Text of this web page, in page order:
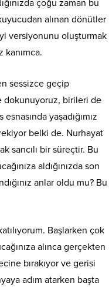
çoğu zaman bu
alınan dönütler
versiyonunu oluşturmak
kanımca.
sessizce geçip
dokunuyoruz, birileri de
yaşadığımız
belki de. Nurhayat
sancılı bir süreçtir. Bu
aldığınızda son
anlar oldu mu? Bu
Başlarken çok
alınca gerçekten
bırakıyor ve gerisi
adım atarken başta